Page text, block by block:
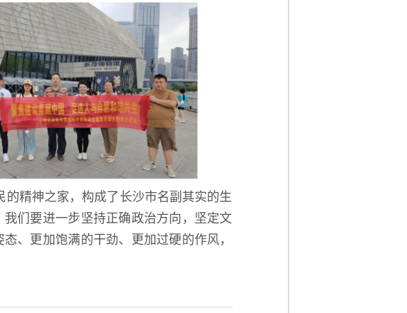
精神之家，构成了长沙市名副其实的生
们要进一步坚持正确政治方向，坚定文
、更加饱满的干劲、更加过硬的作风，